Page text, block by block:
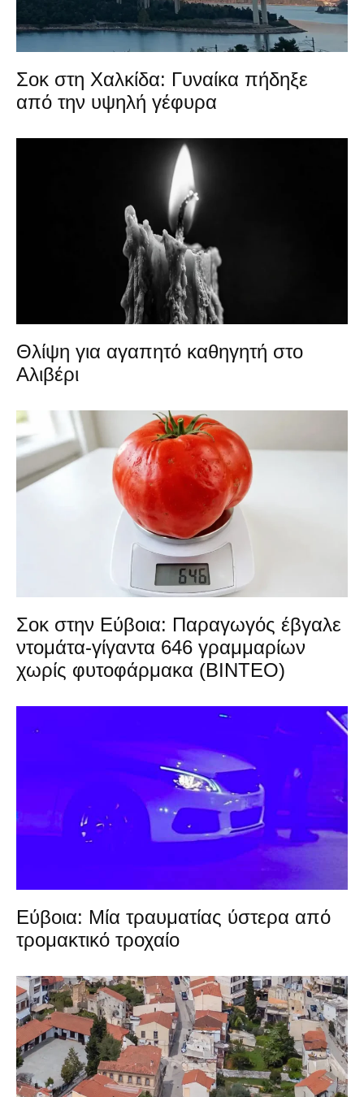
Σοκ στη Χαλκίδα: Γυναίκα πήδηξε
από την υψηλή γέφυρα
Θλίψη για αγαπητό καθηγητή στο
Αλιβέρι
Σοκ στην Εύβοια: Παραγωγός έβγαλε
ντομάτα-γίγαντα 646 γραμμαρίων
χωρίς φυτοφάρμακα (ΒΙΝΤΕΟ)
Εύβοια: Μία τραυματίας ύστερα από
τρομακτικό τροχαίο